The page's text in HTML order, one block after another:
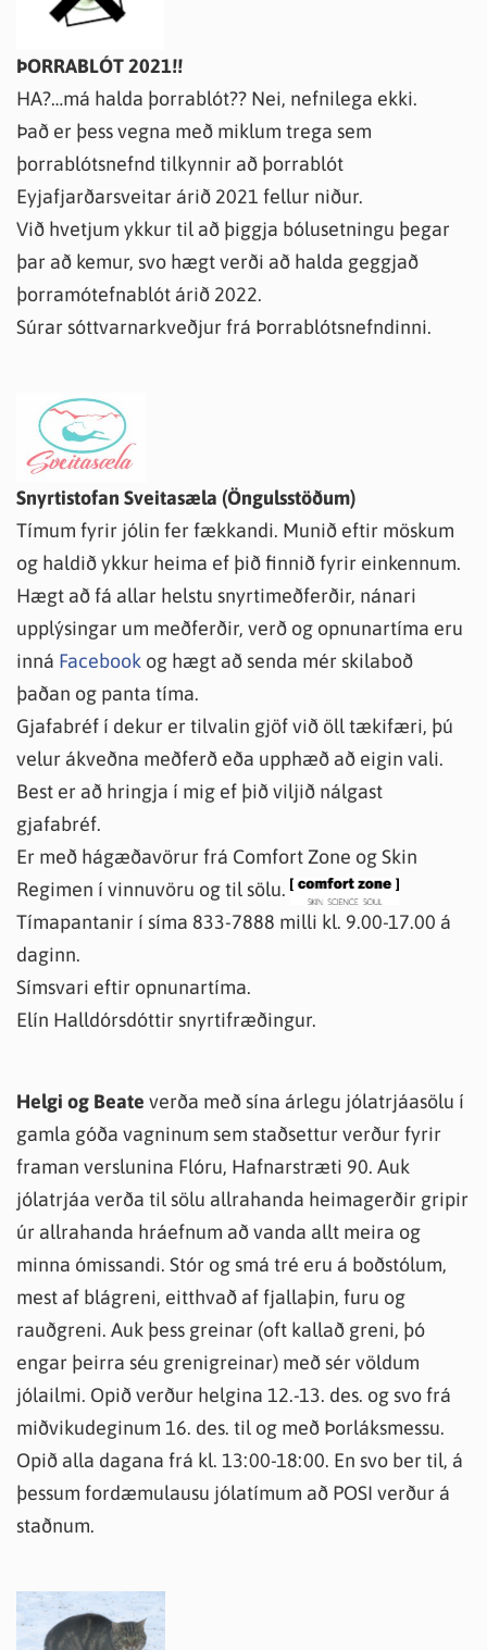
ÞORRABLÓT 2021!!
HA?…má halda þorrablót?? Nei, nefnilega ekki.
Það er þess vegna með miklum trega sem
þorrablótsnefnd tilkynnir að þorrablót
Eyjafjarðarsveitar árið 2021 fellur niður.
Við hvetjum ykkur til að þiggja bólusetningu þegar
þar að kemur, svo hægt verði að halda geggjað
þorramótefnablót árið 2022.
Súrar sóttvarnarkveðjur frá Þorrablótsnefndinni.
Snyrtistofan Sveitasæla (Öngulsstöðum)
Tímum fyrir jólin fer fækkandi. Munið eftir möskum
og haldið ykkur heima ef þið finnið fyrir einkennum.
Hægt að fá allar helstu snyrtimeðferðir, nánari
upplýsingar um meðferðir, verð og opnunartíma eru
inná Facebook og hægt að senda mér skilaboð
þaðan og panta tíma.
Gjafabréf í dekur er tilvalin gjöf við öll tækifæri, þú
velur ákveðna meðferð eða upphæð að eigin vali.
Best er að hringja í mig ef þið viljið nálgast
gjafabréf.
Er með hágæðavörur frá Comfort Zone og Skin
Regimen í vinnuvöru og til sölu.
Tímapantanir í síma 833-7888 milli kl. 9.00-17.00 á
daginn.
Símsvari eftir opnunartíma.
Elín Halldórsdóttir snyrtifræðingur.
Helgi og Beate verða með sína árlegu jólatrjáasölu í
gamla góða vagninum sem staðsettur verður fyrir
framan verslunina Flóru, Hafnarstræti 90. Auk
jólatrjáa verða til sölu allrahanda heimagerðir gripir
úr allrahanda hráefnum að vanda allt meira og
minna ómissandi. Stór og smá tré eru á boðstólum,
mest af blágreni, eitthvað af fjallaþin, furu og
rauðgreni. Auk þess greinar (oft kallað greni, þó
engar þeirra séu grenigreinar) með sér völdum
jólailmi. Opið verður helgina 12.-13. des. og svo frá
miðvikudeginum 16. des. til og með Þorláksmessu.
Opið alla dagana frá kl. 13:00-18:00. En svo ber til, á
þessum fordæmulausu jólatímum að POSI verður á
staðnum.